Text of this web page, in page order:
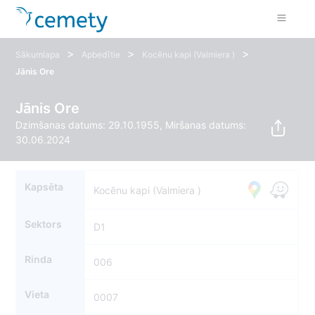
Sākumlapa > Apbedītie > Kocēnu kapi (Valmiera ) >
Jānis Ore
Jānis Ore
Dzimšanas datums: 29.10.1955, Miršanas datums:
30.06.2024
Kapsēta Kocēnu kapi (Valmiera )
Sektors D1
Rinda 006
Vieta 0007